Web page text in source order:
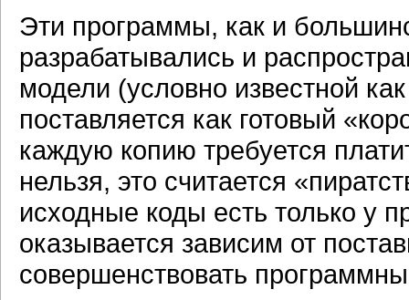
Эти программы, как и
разрабатывались и
модели (условно известной
поставляется как готовый
каждую копию требуется
нельзя, это считается
исходные коды есть только у
оказывается зависим от
совершенствовать